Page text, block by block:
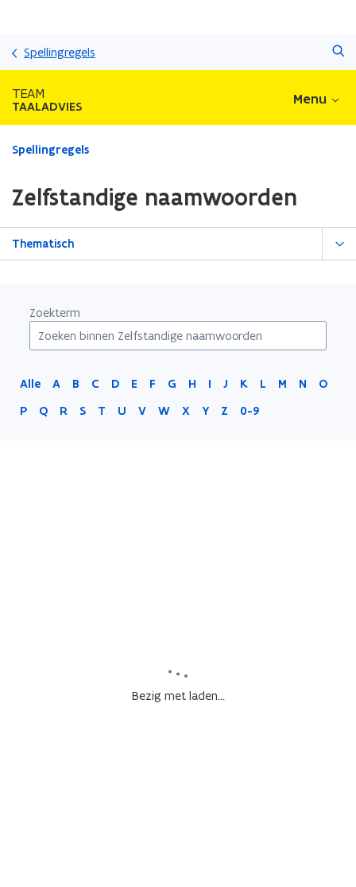
Spellingregels
TEAM
TAALADVIES Menu
Gedaan
zich
op:
Zelfstandige
Spellingregels
Zelfstandige naamwoorden
Thematisch
Zoekterm
Alle A B C D E F G H I J K L M N
O
P
Q R S T U V W X Y Z 0-9
Bezig met laden...